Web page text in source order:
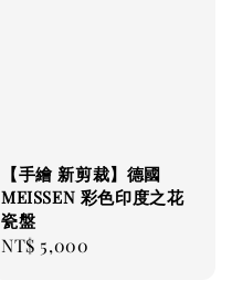
【手繪 新剪裁】德國
MEISSEN 彩色印度之花
瓷盤
Regular
NT$ 5,000